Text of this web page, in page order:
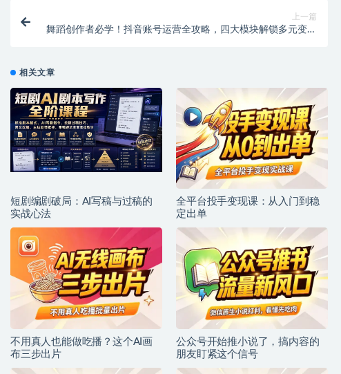
上一篇
舞蹈创作者必学！抖音账号运营全攻略，四大模块解锁多元变现
相关文章
短剧编剧破局：AI写稿与过稿的
实战心法
全平台投手变现课：从入门到稳
定出单
不用真人也能做吃播？这个AI画
布三步出片
公众号开始推小说了，搞内容的
朋友盯紧这个信号